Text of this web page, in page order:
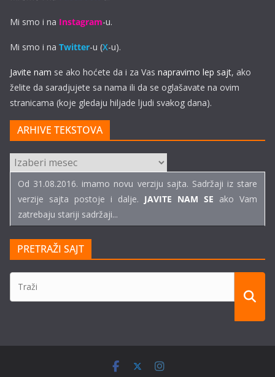
Mi smo i na Instagram-u.
Mi smo i na Twitter-u (X-u).
Javite nam se ako hoćete da i za Vas napravimo lep sajt, ako
želite da saradjujete sa nama ili da se oglašavate na ovim
stranicama (koje gledaju hiljade ljudi svakog dana).
ARHIVE TEKSTOVA
ARHIVE
TEKSTOVA
Od 31.08.2016. imamo novu verziju sajta. Sadržaji iz stare
verzije sajta postoje i dalje. JAVITE NAM SE ako Vam
zatrebaju stariji sadržaji...
PRETRAŽI SAJT